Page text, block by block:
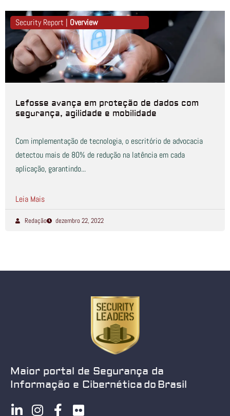
Security Report | Overview
Lefosse avança em proteção de dados com
segurança, agilidade e mobilidade
Com implementação de tecnologia, o escritório de advocacia
detectou mais de 80% de redução na latência em cada
aplicação, garantindo...
Leia Mais
Redação dezembro 22, 2022
Maior portal de Segurança da
Informação e Cibernética do Brasil